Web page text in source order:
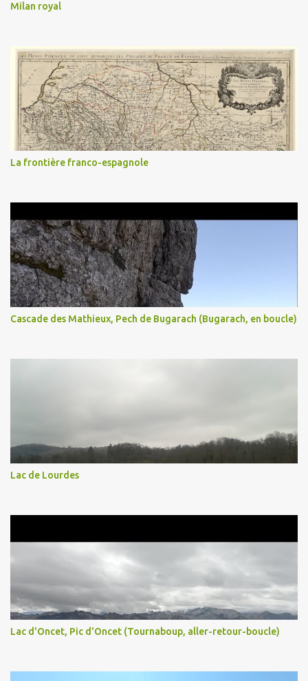
Milan royal
La frontière franco-espagnole
Cascade des Mathieux, Pech de Bugarach (Bugarach, en boucle)
Lac de Lourdes
Lac d'Oncet, Pic d'Oncet (Tournaboup, aller-retour-boucle)